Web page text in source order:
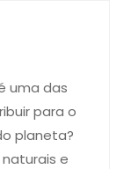
uma das
para o
planeta?
e